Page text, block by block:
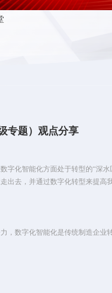
专题）观点分享
字化智能化方面处于转型的“深水
出去，并通过数字化转型来提高
，数字化智能化是传统制造企业
之间的集成，业务战略与业务基